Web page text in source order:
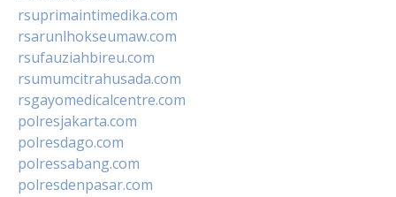
rsuprimaintimedika.com
rsarunlhokseumaw.com
rsufauziahbireu.com
rsumumcitrahusada.com
rsgayomedicalcentre.com
polresjakarta.com
polresdago.com
polressabang.com
polresdenpasar.com